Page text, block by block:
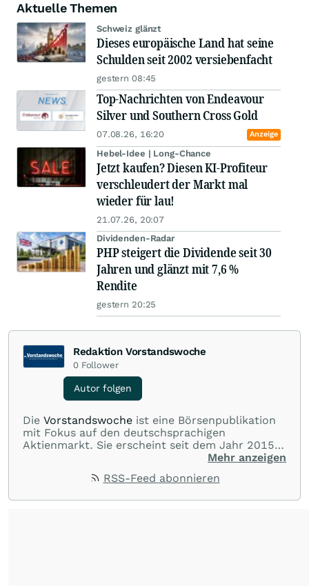
Aktuelle Themen
Schweiz glänzt
Dieses europäische Land hat seine
Schulden seit 2002 versiebenfacht
gestern 08:45
Top-Nachrichten von Endeavour
Silver und Southern Cross Gold
07.08.26, 16:20 Anzeige
Hebel-Idee | Long-Chance
Jetzt kaufen? Diesen KI-Profiteur
verschleudert der Markt mal
wieder für lau!
21.07.26, 20:07
Dividenden-Radar
PHP steigert die Dividende seit 30
Jahren und glänzt mit 7,6 %
Rendite
gestern 20:25
Redaktion Vorstandswoche
0 Follower
Autor folgen
Die Vorstandswoche ist eine Börsenpublikation
mit Fokus auf den deutschsprachigen
Aktienmarkt. Sie erscheint seit dem Jahr 2015
und berichtet fundiert und exklusiv überMehr anzeigen
RSS-Feed abonnieren